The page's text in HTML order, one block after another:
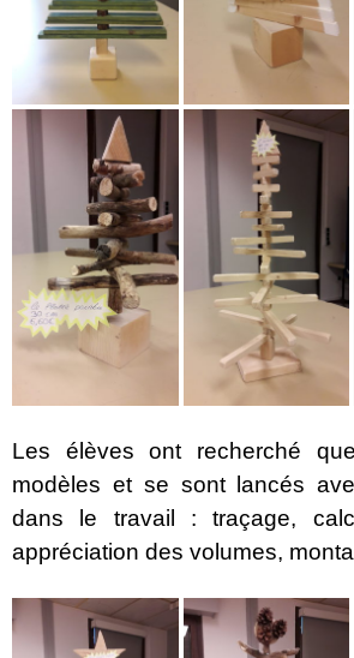
Les élèves ont recherché
modèles et se sont lancés
dans le travail : traçage,
appréciation des volumes,